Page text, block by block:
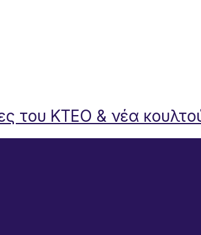
του ΚΤΕΟ & νέα